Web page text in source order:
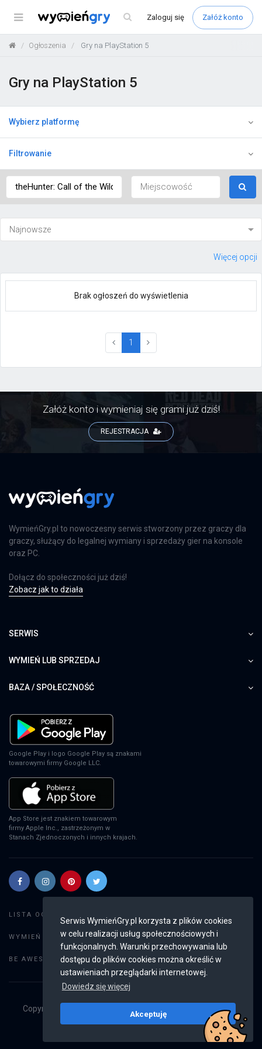
Serwis WymieńGry.pl korzysta z plików cookies
w celu realizacji usług społecznościowych i
funkcjonalnych. Warunki przechowywania lub
dostępu do plików cookies można określić w
ustawieniach przeglądarki internetowej.
Dowiedz się więcej
Akceptuję
Menu Zaloguj się Załóż konto
Ogłoszenia Gry na PlayStation 5
Gry na PlayStation 5
Wybierz platformę
Filtrowanie
Więcej opcji
Brak ogłoszeń do wyświetlenia
1 (current)
Załóż konto i wymieniaj się grami już dziś!
REJESTRACJA
WymieńGry.pl to nowoczesny serwis stworzony przez graczy dla
graczy, służący do legalnej wymiany i sprzedaży gier na konsole
oraz PC.
Dołącz do społeczności już dziś!
Zobacz jak to działa
SERWIS
WYMIEŃ LUB SPRZEDAJ
BAZA / SPOŁECZNOŚĆ
Google Play i logo Google Play są znakami
towarowymi firmy Google LLC.
App Store jest znakiem towarowym
firmy Apple Inc., zastrzeżonym w
Stanach Zjednoczonych i innych krajach.
LISTA OGŁOSZEŃ:
WYMIEŃ GRY: Dodaj ogłoszenie
BE AWESOME: Weryfikacja konta
Copyright © 2019 - 2026
Wszystkie prawa
v2.8.4